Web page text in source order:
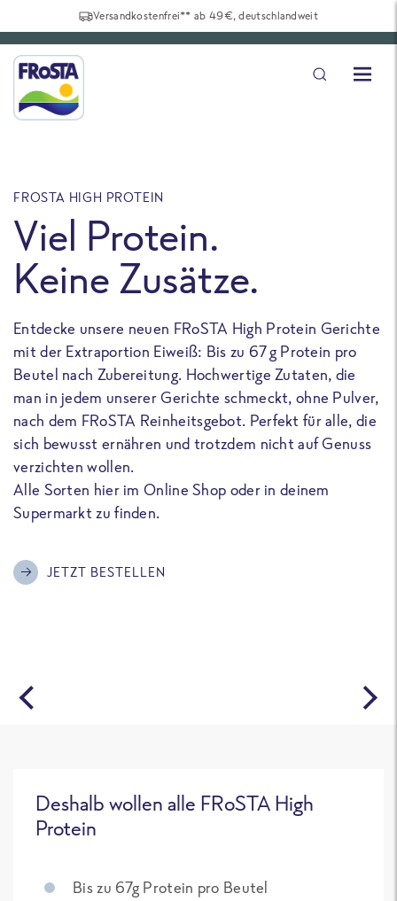
Versandkostenfrei** ab 49€, deutschlandweit
FROSTA HIGH PROTEIN
Viel Protein.
Keine Zusätze.
Entdecke unsere neuen FRoSTA High Protein Gerichte
mit der Extraportion Eiweiß: Bis zu 67 g Protein pro
Beutel nach Zubereitung. Hochwertige Zutaten, die
man in jedem unserer Gerichte schmeckt, ohne Pulver,
nach dem FRoSTA Reinheitsgebot. Perfekt für alle, die
sich bewusst ernähren und trotzdem nicht auf Genuss
verzichten wollen.
Alle Sorten hier im Online Shop oder in deinem
Supermarkt zu finden.
JETZT BESTELLEN
Deshalb wollen alle FRoSTA High
Protein
Bis zu 67g Protein pro Beutel